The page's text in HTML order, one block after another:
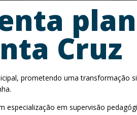
Cruz
prometendo uma transformação
especialização em supervisão